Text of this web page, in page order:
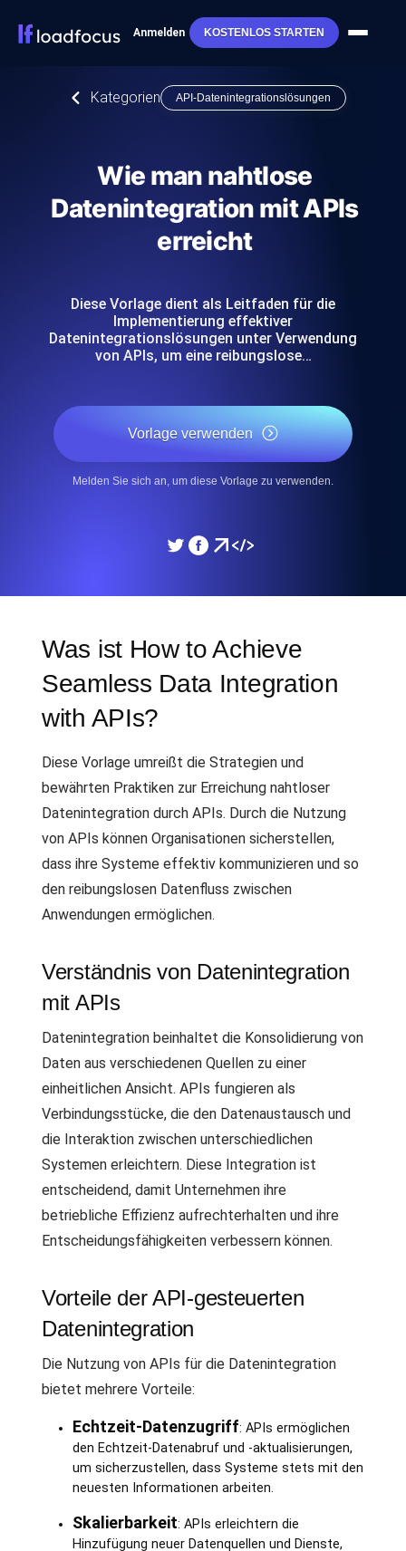
Anmelden KOSTENLOS STARTEN
Kategorien API-Datenintegrationslösungen
Wie man nahtlose
Datenintegration mit APIs
erreicht
Diese Vorlage dient als Leitfaden für die
Implementierung effektiver
Datenintegrationslösungen unter Verwendung
von APIs, um eine reibungslose…
Vorlage verwenden
Melden Sie sich an, um diese Vorlage zu verwenden.
Was ist How to Achieve
Seamless Data Integration
with APIs?
Diese Vorlage umreißt die Strategien und
bewährten Praktiken zur Erreichung nahtloser
Datenintegration durch APIs. Durch die Nutzung
von APIs können Organisationen sicherstellen,
dass ihre Systeme effektiv kommunizieren und so
den reibungslosen Datenfluss zwischen
Anwendungen ermöglichen.
Verständnis von Datenintegration
mit APIs
Datenintegration beinhaltet die Konsolidierung von
Daten aus verschiedenen Quellen zu einer
einheitlichen Ansicht. APIs fungieren als
Verbindungsstücke, die den Datenaustausch und
die Interaktion zwischen unterschiedlichen
Systemen erleichtern. Diese Integration ist
entscheidend, damit Unternehmen ihre
betriebliche Effizienz aufrechterhalten und ihre
Entscheidungsfähigkeiten verbessern können.
Vorteile der API-gesteuerten
Datenintegration
Die Nutzung von APIs für die Datenintegration
bietet mehrere Vorteile:
Echtzeit-Datenzugriff: APIs ermöglichen
den Echtzeit-Datenabruf und -aktualisierungen,
um sicherzustellen, dass Systeme stets mit den
neuesten Informationen arbeiten.
Skalierbarkeit: APIs erleichtern die
Hinzufügung neuer Datenquellen und Dienste,